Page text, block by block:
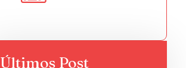
Últimos Post